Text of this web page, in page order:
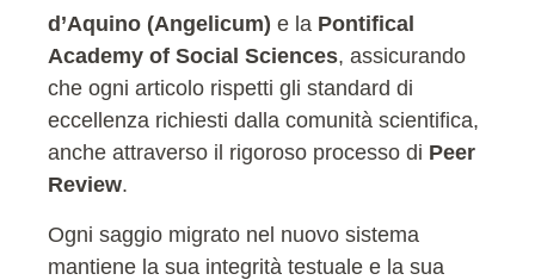
d’Aquino (Angelicum) e la Pontifical
Academy of Social Sciences, assicurando
che ogni articolo rispetti gli standard di
eccellenza richiesti dalla comunità scientifica,
anche attraverso il rigoroso processo di Peer
Review.
Ogni saggio migrato nel nuovo sistema
mantiene la sua integrità testuale e la sua